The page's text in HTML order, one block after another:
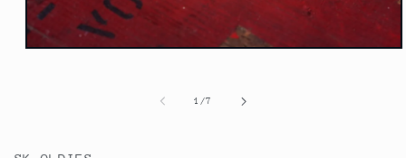
デ
1 /の
7